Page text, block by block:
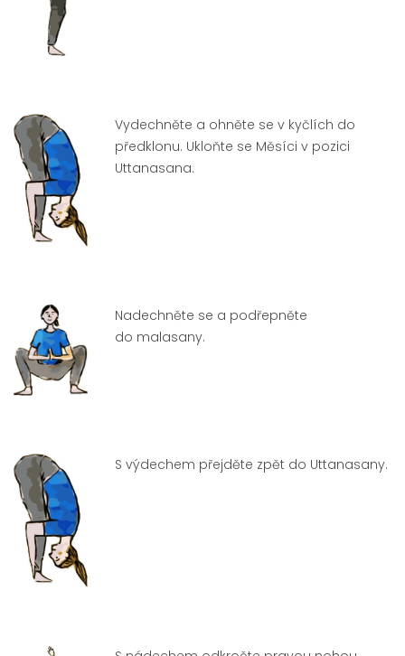
Vydechněte a ohněte se v kyčlích do
předklonu. Ukloňte se Měsíci v pozici
Uttanasana.
Nadechněte se a podřepněte
do malasany.
S výdechem přejděte zpět do Uttanasany.